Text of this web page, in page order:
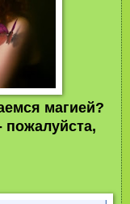
магией?
пожалуйста,